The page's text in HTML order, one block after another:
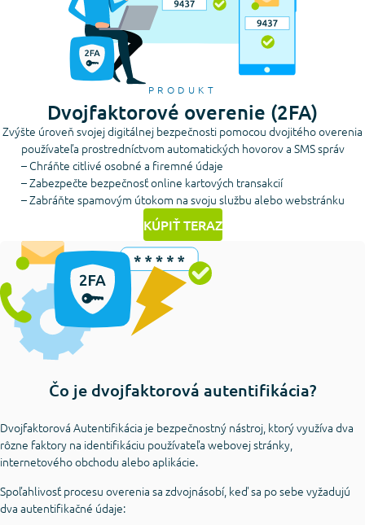
PRODUKT
Dvojfaktorové overenie (2FA)
Zvýšte úroveň svojej digitálnej bezpečnosti pomocou dvojitého overenia
používateľa prostredníctvom automatických hovorov a SMS správ
– Chráňte citlivé osobné a firemné údaje
– Zabezpečte bezpečnosť online kartových transakcií
– Zabráňte spamovým útokom na svoju službu alebo webstránku
KÚPIŤ TERAZ
Čo je dvojfaktorová autentifikácia?
Dvojfaktorová Autentifikácia je bezpečnostný nástroj, ktorý využíva dva
rôzne faktory na identifikáciu používateľa webovej stránky,
internetového obchodu alebo aplikácie.
Spoľahlivosť procesu overenia sa zdvojnásobí, keď sa po sebe vyžadujú
dva autentifikačné údaje: